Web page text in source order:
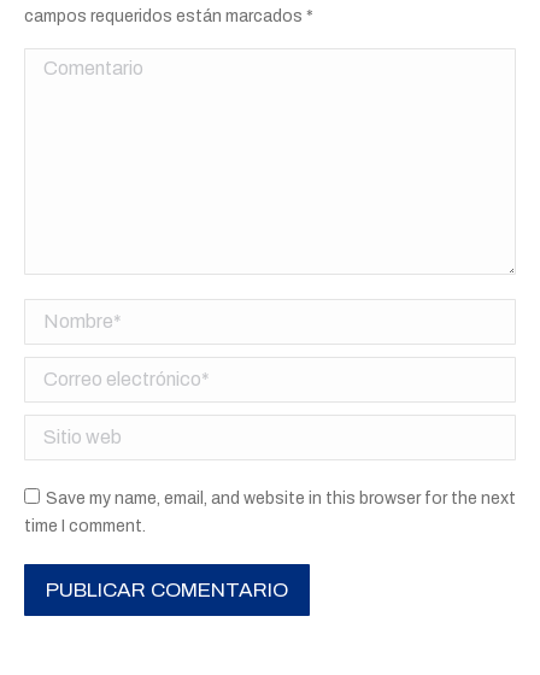
campos requeridos están marcados *
Comentario
Nombre *
Correo electrónico *
Sitio web
Save my name, email, and website in this browser for the next
time I comment.
PUBLICAR COMENTARIO